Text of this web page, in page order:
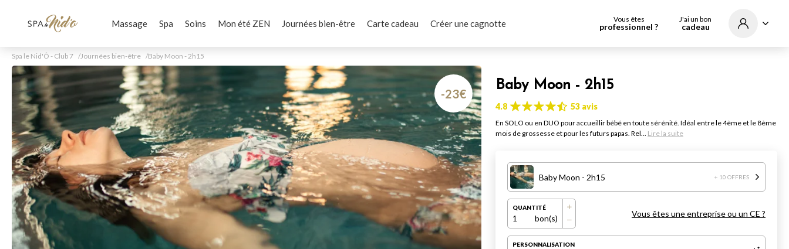
Massage Spa Soins Mon été ZEN Journées bien-être Carte cadeau Créer une cagnotte Vous êtes
professionnel ?
J'ai un bon
cadeau
Spa le Nid'Ô - Club 7 Journées bien-être Baby Moon - 2h15
-23€
Baby Moon - 2h15
4.8 53 avis
En SOLO ou en DUO pour accueillir bébé en toute sérénité. Idéal entre le 4ème et le 8ème
mois de grossesse et pour les futurs papas. Rel... Lire la suite
Baby Moon - 2h15 + 10 OFFRES
QUANTITÉ
1 bon(s) Vous êtes une entreprise ou un CE ?
PERSONNALISATION